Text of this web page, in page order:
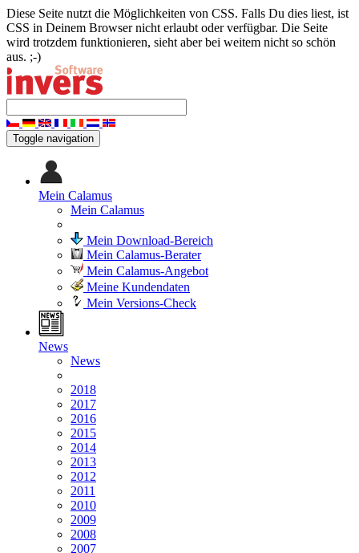
Diese Seite nutzt die Möglichkeiten von CSS. Falls Du dies liest, ist
CSS in Deinem Browser nicht erlaubt oder verfügbar. Die Seite
wird trotzdem funktionieren, sieht aber bei weitem nicht so schön
aus. ;-)
Toggle navigation
Mein Calamus
Mein Calamus
Mein Download-Bereich
Mein Calamus-Berater
Mein Calamus-Angebot
Meine Kundendaten
Mein Versions-Check
News
News
2018
2017
2016
2015
2014
2013
2012
2011
2010
2009
2008
2007